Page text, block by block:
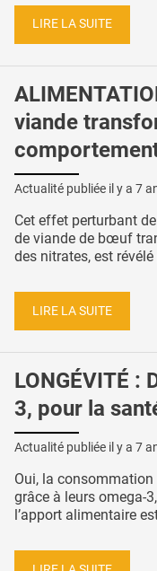
LIRE LA SUITE
viande
Actualité publiée il y a 7
Cet effet perturbant
de viande de bœuf
des nitrates, est révélé
LIRE LA SUITE
LONGÉVITÉ :
3, pour la
Actualité publiée il y a 7
Oui, la
grâce à leurs omega-
l’apport alimentaire